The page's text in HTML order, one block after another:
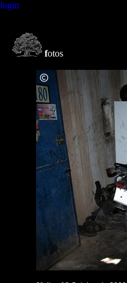
login
fotos